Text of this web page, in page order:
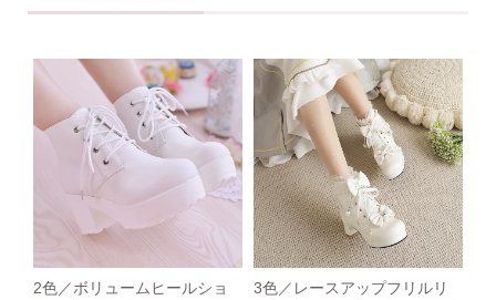
2色／ボリュームヒールショ
3色／レースアップフリルリ